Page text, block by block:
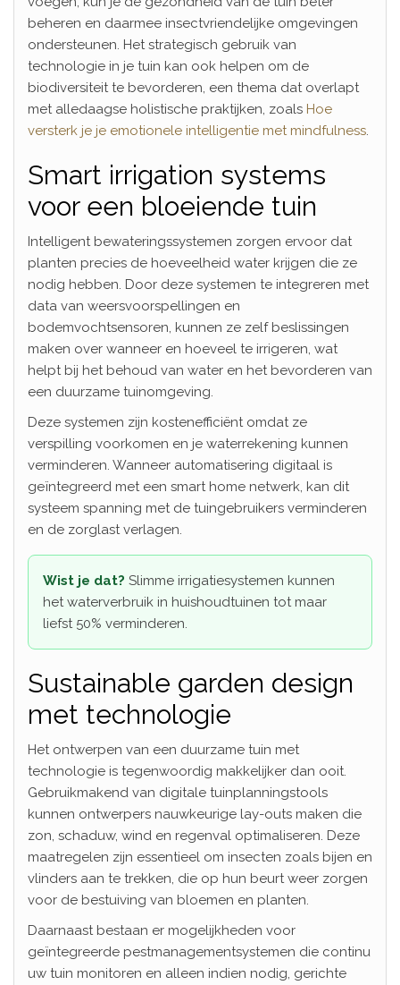
beheren en daarmee insectvriendelijke omgevingen
ondersteunen. Het strategisch gebruik van
technologie in je tuin kan ook helpen om de
biodiversiteit te bevorderen, een thema dat overlapt
met alledaagse holistische praktijken, zoals Hoe
versterk je je emotionele intelligentie met mindfulness.
Smart irrigation systems
voor een bloeiende tuin
Intelligent bewateringssystemen zorgen ervoor dat
planten precies de hoeveelheid water krijgen die ze
nodig hebben. Door deze systemen te integreren met
data van weersvoorspellingen en
bodemvochtsensoren, kunnen ze zelf beslissingen
maken over wanneer en hoeveel te irrigeren, wat
helpt bij het behoud van water en het bevorderen van
een duurzame tuinomgeving.
Deze systemen zijn kostenefficiënt omdat ze
verspilling voorkomen en je waterrekening kunnen
verminderen. Wanneer automatisering digitaal is
geïntegreerd met een smart home netwerk, kan dit
systeem spanning met de tuingebruikers verminderen
en de zorglast verlagen.
Wist je dat? Slimme irrigatiesystemen kunnen
het waterverbruik in huishoudtuinen tot maar
liefst 50% verminderen.
Sustainable garden design
met technologie
Het ontwerpen van een duurzame tuin met
technologie is tegenwoordig makkelijker dan ooit.
Gebruikmakend van digitale tuinplanningstools
kunnen ontwerpers nauwkeurige lay-outs maken die
zon, schaduw, wind en regenval optimaliseren. Deze
maatregelen zijn essentieel om insecten zoals bijen en
vlinders aan te trekken, die op hun beurt weer zorgen
voor de bestuiving van bloemen en planten.
Daarnaast bestaan er mogelijkheden voor
geïntegreerde pestmanagementsystemen die continu
uw tuin monitoren en alleen indien nodig, gerichte